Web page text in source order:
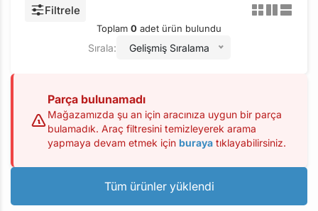
Filtrele
Toplam 0 adet ürün bulundu
Sırala: Gelişmiş Sıralama
Parça bulunamadı
Mağazamızda şu an için aracınıza uygun bir parça
bulamadık. Araç filtresini temizleyerek arama
yapmaya devam etmek için buraya tıklayabilirsiniz.
Tüm ürünler yüklendi